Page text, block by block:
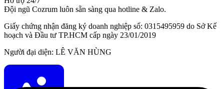
Đội ngũ Cozrum luôn sẵn sàng qua hotline & Zalo.
Giấy chứng nhận đăng ký doanh nghiệp số: 0315495959 do Sở Kế
hoạch và Đầu tư TP.HCM cấp ngày 23/01/2019
Người đại diện: LÊ VĂN HÙNG